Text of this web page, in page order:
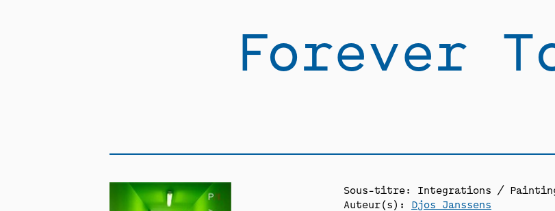
Forever
Sous-titre: Integrations /
Auteur(s): Djos Janssens